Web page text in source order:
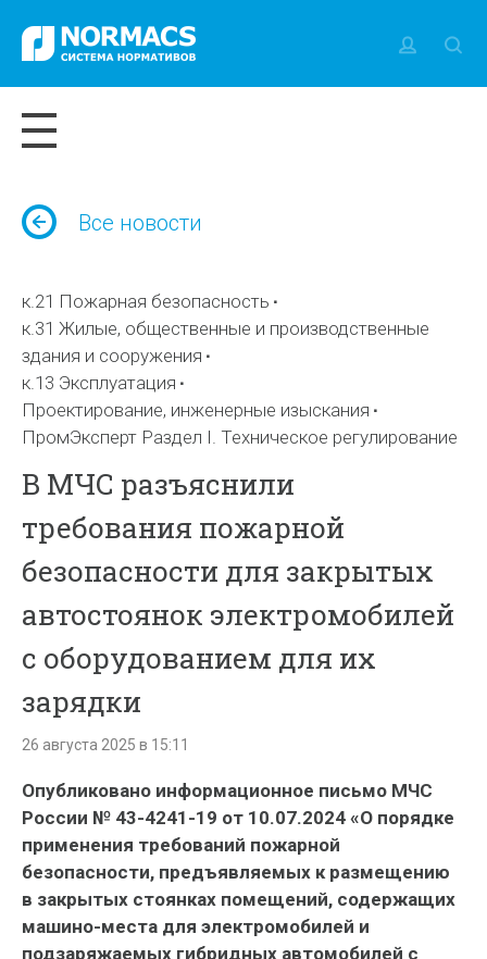
Все новости
к.21 Пожарная безопасность
к.31 Жилые, общественные и производственные
здания и сооружения
к.13 Эксплуатация
Проектирование, инженерные изыскания
ПромЭксперт Раздел I. Техническое регулирование
В МЧС разъяснили
требования пожарной
безопасности для закрытых
автостоянок электромобилей
с оборудованием для их
зарядки
26 августа 2025 в 15:11
Опубликовано информационное письмо МЧС
России № 43-4241-19 от 10.07.2024 «О порядке
применения требований пожарной
безопасности, предъявляемых к размещению
в закрытых стоянках помещений, содержащих
машино-места для электромобилей и
подзаряжаемых гибридных автомобилей с